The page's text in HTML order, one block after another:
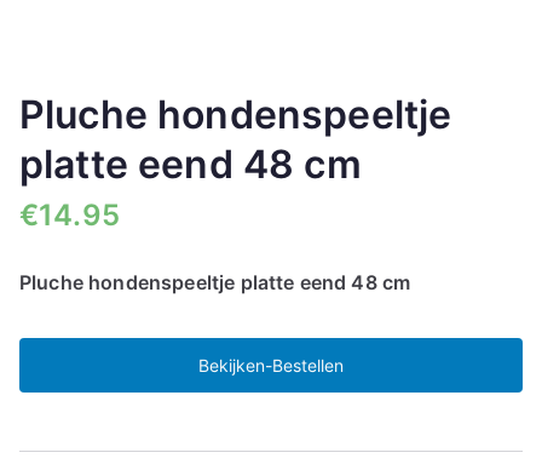
Pluche hondenspeeltje
platte eend 48 cm
€14.95
Pluche hondenspeeltje platte eend 48 cm
Bekijken-Bestellen